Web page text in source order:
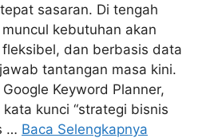
sasaran. Di tengah
kebutuhan akan
dan berbasis data
tantangan masa kini.
Keyword Planner,
kunci “strategi bisnis
… Baca Selengkapnya